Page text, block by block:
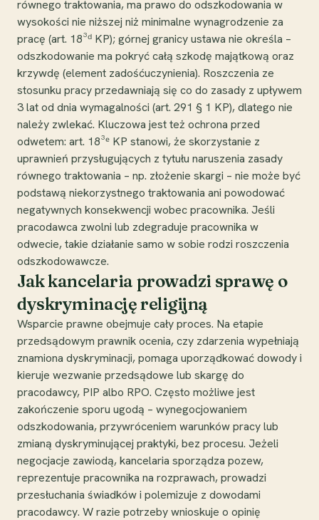
równego traktowania, ma prawo do odszkodowania w
wysokości nie niższej niż minimalne wynagrodzenie za
pracę (art. 18³ᵈ KP); górnej granicy ustawa nie określa –
odszkodowanie ma pokryć całą szkodę majątkową oraz
krzywdę (element zadośćuczynienia). Roszczenia ze
stosunku pracy przedawniają się co do zasady z upływem
3 lat od dnia wymagalności (art. 291 § 1 KP), dlatego nie
należy zwlekać. Kluczowa jest też ochrona przed
odwetem: art. 18³ᵉ KP stanowi, że skorzystanie z
uprawnień przysługujących z tytułu naruszenia zasady
równego traktowania – np. złożenie skargi – nie może być
podstawą niekorzystnego traktowania ani powodować
negatywnych konsekwencji wobec pracownika. Jeśli
pracodawca zwolni lub zdegraduje pracownika w
odwecie, takie działanie samo w sobie rodzi roszczenia
odszkodowawcze.
Jak kancelaria prowadzi sprawę o
dyskryminację religijną
Wsparcie prawne obejmuje cały proces. Na etapie
przedsądowym prawnik ocenia, czy zdarzenia wypełniają
znamiona dyskryminacji, pomaga uporządkować dowody i
kieruje wezwanie przedsądowe lub skargę do
pracodawcy, PIP albo RPO. Często możliwe jest
zakończenie sporu ugodą – wynegocjowaniem
odszkodowania, przywróceniem warunków pracy lub
zmianą dyskryminującej praktyki, bez procesu. Jeżeli
negocjacje zawiodą, kancelaria sporządza pozew,
reprezentuje pracownika na rozprawach, prowadzi
przesłuchania świadków i polemizuje z dowodami
pracodawcy. W razie potrzeby wnioskuje o opinię